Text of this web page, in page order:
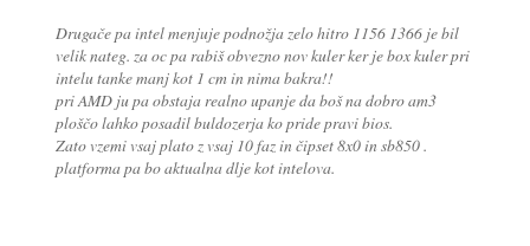
Drugače pa intel menjuje podnožja zelo hitro 1156 1366 je bil
velik nateg. za oc pa rabiš obvezno nov kuler ker je box kuler pri
intelu tanke manj kot 1 cm in nima bakra!!
pri AMD ju pa obstaja realno upanje da boš na dobro am3
ploščo lahko posadil buldozerja ko pride pravi bios.
Zato vzemi vsaj plato z vsaj 10 faz in čipset 8x0 in sb850 .
platforma pa bo aktualna dlje kot intelova.